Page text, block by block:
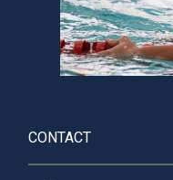
CONTACT